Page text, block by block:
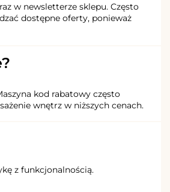
w newsletterze sklepu. Często
dostępne oferty, ponieważ
kod rabatowy często
wnętrz w niższych cenach.
z funkcjonalnością.